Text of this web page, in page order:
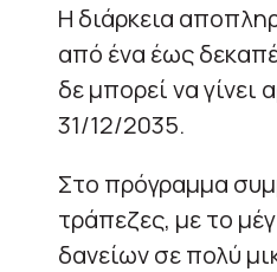
Η διάρκεια
από ένα έως
δε μπορεί να γίνει
31/12/2035.
Στο πρόγραμμα
τράπεζες, με το
δανείων σε πολύ